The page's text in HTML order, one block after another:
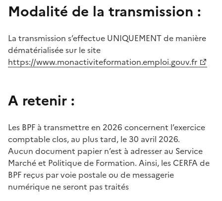
Modalité de la transmission :
La transmission s’effectue UNIQUEMENT de manière
dématérialisée sur le site
https://www.monactiviteformation.emploi.gouv.fr
A retenir :
Les BPF à transmettre en 2026 concernent l’exercice
comptable clos, au plus tard, le 30 avril 2026.
Aucun document papier n’est à adresser au Service
Marché et Politique de Formation. Ainsi, les CERFA de
BPF reçus par voie postale ou de messagerie
numérique ne seront pas traités